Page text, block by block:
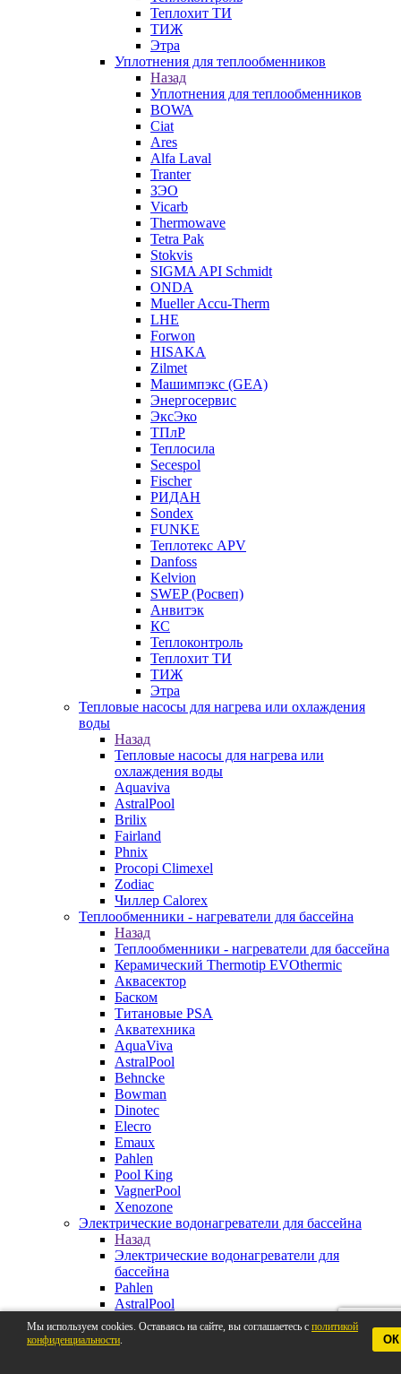
Теплохит ТИ
ТИЖ
Этра
Уплотнения для теплообменников
Назад
Уплотнения для теплообменников
BOWA
Ciat
Ares
Alfa Laval
Tranter
ЗЭО
Vicarb
Thermowave
Tetra Pak
Stokvis
SIGMA API Schmidt
ONDA
Mueller Accu-Therm
LHE
Forwon
HISAKA
Zilmet
Машимпэкс (GEA)
Энергосервис
ЭксЭко
ТПлР
Теплосила
Secespol
Fischer
РИДАН
Sondex
FUNKE
Теплотекс APV
Danfoss
Kelvion
SWEP (Росвеп)
Анвитэк
КС
Теплоконтроль
Теплохит ТИ
ТИЖ
Этра
Тепловые насосы для нагрева или охлаждения
воды
Назад
Тепловые насосы для нагрева или
охлаждения воды
Aquaviva
AstralPool
Brilix
Fairland
Phnix
Procopi Climexel
Zodiac
Чиллер Calorex
Теплообменники - нагреватели для бассейна
Назад
Теплообменники - нагреватели для бассейна
Керамический Thermotip EVOthermic
Аквасектор
Баском
Титановые PSA
Акватехника
AquaViva
AstralPool
Behncke
Bowman
Dinotec
Elecro
Emaux
Pahlen
Pool King
VagnerPool
Xenozone
Электрические водонагреватели для бассейна
Назад
Электрические водонагреватели для
бассейна
Pahlen
AstralPool
Aquaviva
Behncke
Мы используем cookies. Оставаясь на сайте, вы соглашаетесь с политикой
конфиденциальности. ОК